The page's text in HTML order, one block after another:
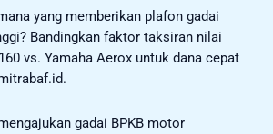
yang memberikan plafon gadai
Bandingkan faktor taksiran nilai
vs. Yamaha Aerox untuk dana cepat
gadai BPKB motor